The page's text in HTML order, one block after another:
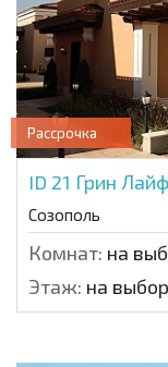
Рассрочка
ID 21 Грин
Созополь
Комнат: на
Этаж: на выбор